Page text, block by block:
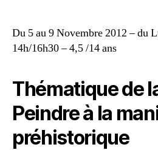
Du 5 au 9 Novembre 2012 – du
14h/16h30 – 4,5 /14 ans
Thématique de
Peindre à la
préhistorique